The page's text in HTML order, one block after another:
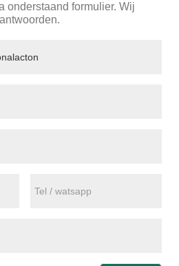
onderstaand formulier. Wij